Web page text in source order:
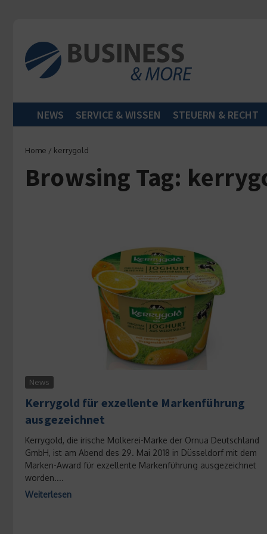
NEWS SERVICE & WISSEN STEUERN & RECHT
Home / kerrygold
Browsing Tag:
News
Kerrygold für exzellente Markenführung
ausgezeichnet
Kerrygold, die irische Molkerei-Marke der Ornua Deutschland
GmbH, ist am Abend des 29. Mai 2018 in Düsseldorf mit dem
Marken-Award für exzellente Markenführung ausgezeichnet
worden....
Weiterlesen